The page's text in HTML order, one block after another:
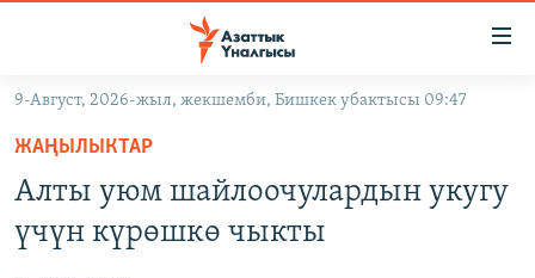
Навигацияга
өтүңүз
Издөөгө
салыңызКЫРГЫЗСТАН
УКРАИНА
9-Август, 2026-жыл, жекшемби, Бишкек убактысы 09:47
ЖАҢЫЛЫКТАР
Алты уюм шайлоочулардын укугу
үчүн күрөшкө чыкты